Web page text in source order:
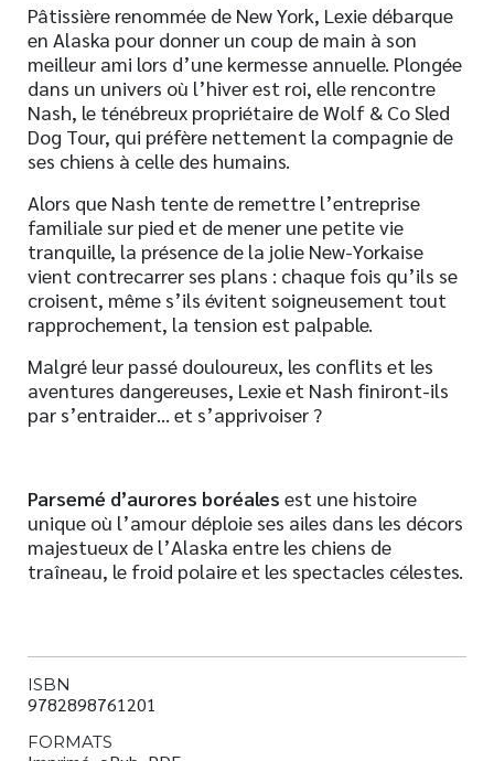
Pâtissière renommée de New York, Lexie débarque
en Alaska pour donner un coup de main à son
meilleur ami lors d’une kermesse annuelle. Plongée
dans un univers où l’hiver est roi, elle rencontre
Nash, le ténébreux propriétaire de Wolf & Co Sled
Dog Tour, qui préfère nettement la compagnie de
ses chiens à celle des humains.
Alors que Nash tente de remettre l’entreprise
familiale sur pied et de mener une petite vie
tranquille, la présence de la jolie New-Yorkaise
vient contrecarrer ses plans : chaque fois qu’ils se
croisent, même s’ils évitent soigneusement tout
rapprochement, la tension est palpable.
Malgré leur passé douloureux, les conflits et les
aventures dangereuses, Lexie et Nash finiront-ils
par s’entraider… et s’apprivoiser ?
Parsemé d’aurores boréales est une histoire
unique où l’amour déploie ses ailes dans les décors
majestueux de l’Alaska entre les chiens de
traîneau, le froid polaire et les spectacles célestes.
ISBN
9782898761201
FORMATS